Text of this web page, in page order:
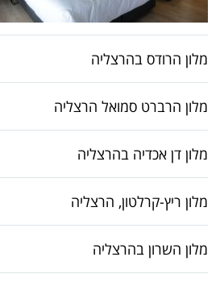
מלון הרודס בהרצליה
מלון הרברט סמואל הרצליה
מלון דן אכדיה בהרצליה
מלון ריץ-קרלטון, הרצליה
מלון השרון בהרצליה